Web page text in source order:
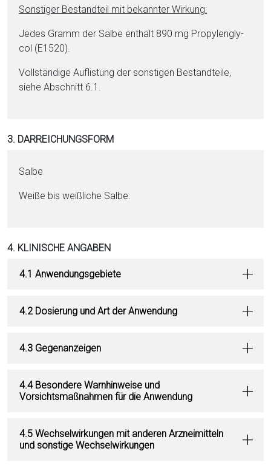
Sonstiger Be­stand­teil mit bekannter Wirkung:
Jedes Gramm der Salbe enthält 890 mg Pro­py­len­gly­
col (E1520).
Vollständige Auflistung der sonstigen Be­stand­tei­le,
siehe Abschnitt 6.1.
3. DARREICHUNGSFORM
Salbe
Weiße bis weißliche Salbe.
4. KLINISCHE ANGABEN
4.1 Anwendungsgebiete
4.2 Dosierung und Art der Anwendung
4.3 Gegenanzeigen
4.4 Besondere Warnhinweise und
Vorsichtsmaßnahmen für die Anwendung
4.5 Wechselwirkungen mit anderen Arzneimitteln
und sonstige Wechselwirkungen